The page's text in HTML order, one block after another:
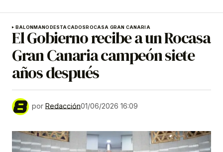
BALONMANODESTACADOSROCASA GRAN CANARIA
El Gobierno recibe a un Rocasa
Gran Canaria campeón siete
años después
por Redacción01/06/2026 16:09